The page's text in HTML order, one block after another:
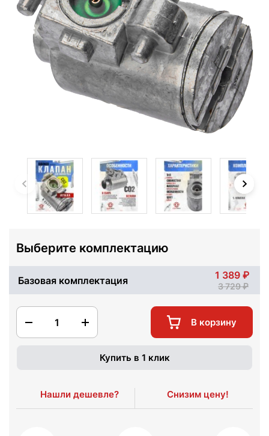
Выберите комплектацию
Базовая комплектация 1 389
3 729
1 В корзину
Купить в 1 клик
Нашли дешевле? Снизим цену!